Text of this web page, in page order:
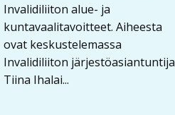
Invalidiliiton alue- ja
kuntavaalitavoitteet. Aiheesta
ovat keskustelemassa
Invalidiliiton järjestöasiantuntija
Tiina Ihalai...